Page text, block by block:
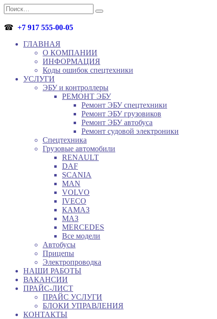
Перейти
к
содержанию
Search
for:
☎ +7 917 555-00-05
ГЛАВНАЯ
О КОМПАНИИ
ИНФОРМАЦИЯ
Коды ошибок спецтехники
УСЛУГИ
ЭБУ и контроллеры
РЕМОНТ ЭБУ
Ремонт ЭБУ спецтехники
Ремонт ЭБУ грузовиков
Ремонт ЭБУ автобуса
Ремонт судовой электроники
Спецтехника
Грузовые автомобили
RENAULT
DAF
SCANIA
MAN
VOLVO
IVECO
КАМАЗ
МАЗ
MERCEDES
Все модели
Автобусы
Прицепы
Электропроводка
НАШИ РАБОТЫ
ВАКАНСИИ
ПРАЙС-ЛИСТ
ПРАЙС УСЛУГИ
БЛОКИ УПРАВЛЕНИЯ
КОНТАКТЫ